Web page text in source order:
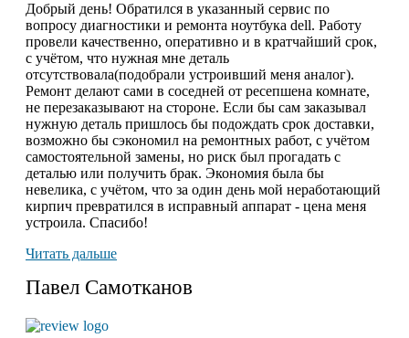
Добрый день! Обратился в указанный сервис по
вопросу диагностики и ремонта ноутбука dell. Работу
провели качественно, оперативно и в кратчайший срок,
с учётом, что нужная мне деталь
отсутствовала(подобрали устроивший меня аналог).
Ремонт делают сами в соседней от ресепшена комнате,
не перезаказывают на стороне. Если бы сам заказывал
нужную деталь пришлось бы подождать срок доставки,
возможно бы сэкономил на ремонтных работ, с учётом
самостоятельной замены, но риск был прогадать с
деталью или получить брак. Экономия была бы
невелика, с учётом, что за один день мой неработающий
кирпич превратился в исправный аппарат - цена меня
устроила. Спасибо!
Читать дальше
Павел Самотканов